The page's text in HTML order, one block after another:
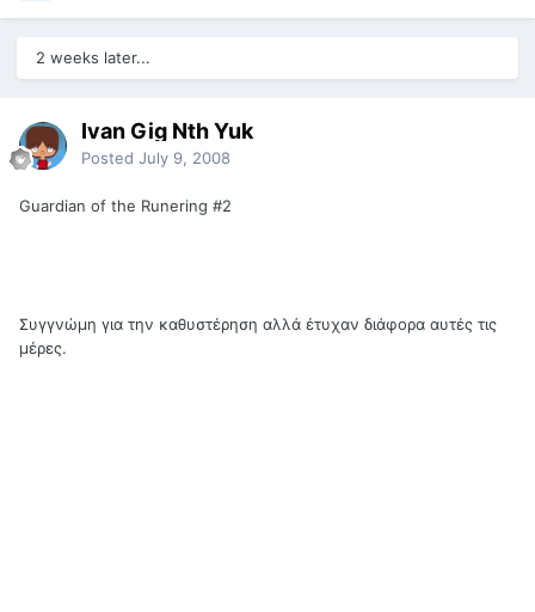
2 weeks later...
Ivan Gig Nth Yuk
Posted July 9, 2008
Guardian of the Runering #2
Συγγνώμη για την καθυστέρηση αλλά έτυχαν διάφορα αυτές τις
μέρες.